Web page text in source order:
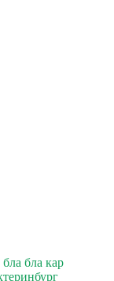
бла кар